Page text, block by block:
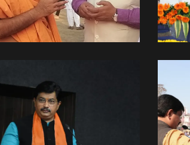
Spiritual Side